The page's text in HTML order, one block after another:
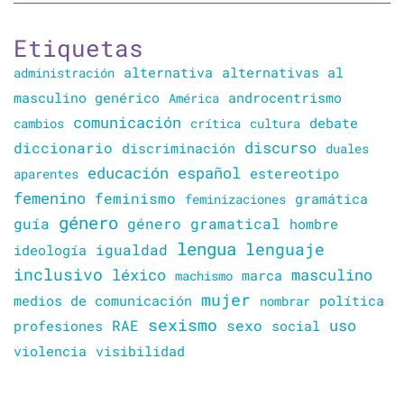
Etiquetas
administración alternativa alternativas al
masculino genérico
América androcentrismo
cambios comunicación crítica cultura debate
diccionario discriminación discurso duales
aparentes educación español estereotipo
femenino feminismo feminizaciones gramática
guía género género gramatical hombre
ideología igualdad lengua lenguaje
inclusivo léxico machismo marca masculino
medios de comunicación mujer nombrar política
profesiones RAE sexismo sexo social uso
violencia visibilidad